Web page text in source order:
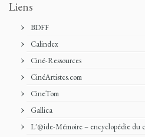
Liens
BDFF
Calindex
Ciné-Ressources
CinéArtistes.com
CineTom
Gallica
L'@ide-Mémoire – encyclopédie du